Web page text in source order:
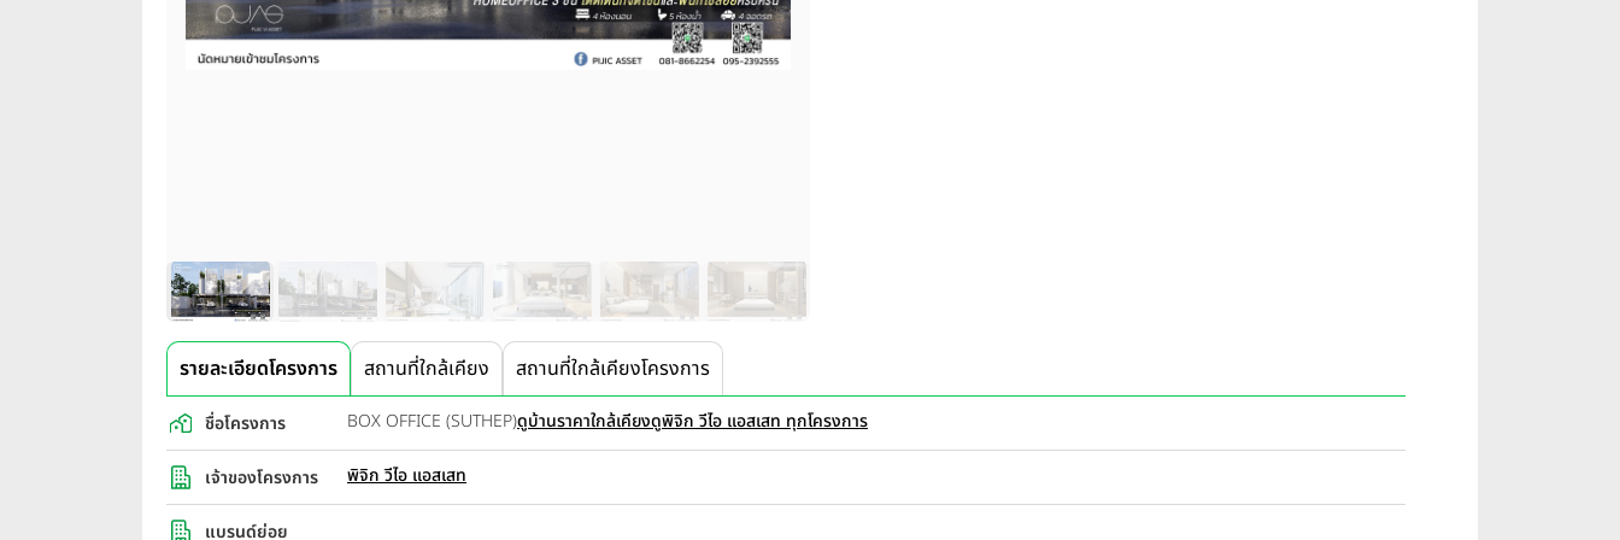
รายละเอียดโครงการ สถานที่ใกล้เคียง สถานที่ใกล้เคียงโครงการ
ชื่อโครงการ BOX OFFICE (SUTHEP)ดูบ้านราคาใกล้เคียงดูพิจิก วีไอ แอสเสท ทุกโครงการ
เจ้าของโครงการ พิจิก วีไอ แอสเสท
แบรนด์ย่อย